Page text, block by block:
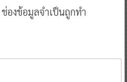
ช่องข้อมูลจำเป็นถูกทำ